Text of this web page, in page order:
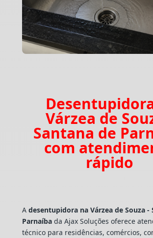
Várzea de
Santana de
com
rápido
A desentupidora na Várzea de Souza -
Parnaíbada Ajax Soluções oferece
técnico para residências, comércios,